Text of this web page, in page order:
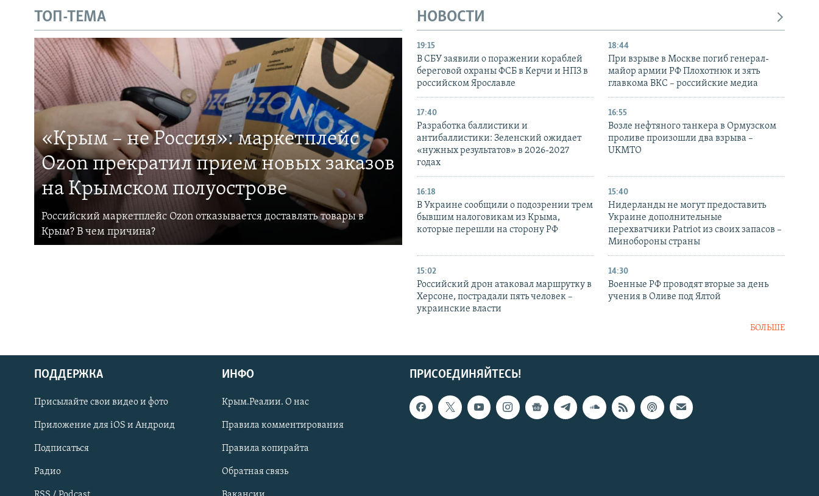
Українською
Qırımtatar
ПРИСОЕДИНЯЙТЕСЬ!
ТОП-ТЕМА
«Крым – не Россия»: маркетплейс
Ozon прекратил прием новых заказов
на Крымском полуострове
Российский маркетплейс Ozon отказывается доставлять товары в
Крым? В чем причина?
НОВОСТИ
19:15
В СБУ заявили о поражении кораблей
береговой охраны ФСБ в Керчи и НПЗ в
российском Ярославле
18:44
При взрыве в Москве погиб генерал-
майор армии РФ Плохотнюк и зять
главкома ВКС – российские медиа
17:40
Разработка баллистики и
антибаллистики: Зеленский ожидает
«нужных результатов» в 2026-2027
годах
16:55
Возле нефтяного танкера в Ормузском
проливе произошли два взрыва –
UKMTO
16:18
В Украине сообщили о подозрении трем
бывшим налоговикам из Крыма,
которые перешли на сторону РФ
15:40
Нидерланды не могут предоставить
Украине дополнительные
перехватчики Patriot из своих запасов –
Минобороны страны
15:02
Российский дрон атаковал маршрутку в
Херсоне, пострадали пять человек –
украинские власти
14:30
Военные РФ проводят вторые за день
учения в Оливе под Ялтой
БОЛЬШЕ
ПРИСОЕДИНЯЙТЕСЬ!
ПОДДЕРЖКА
Присылайте свои видео и фото
Приложение для iOS и Андроид
Подписаться
Радио
ИНФО
Крым.Реалии. О нас
Правила комментирования
Правила копирайта
Обратная связь